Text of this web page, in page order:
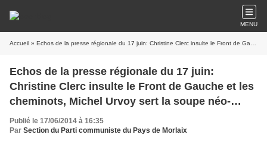
MENU
Accueil » Echos de la presse régionale du 17 juin: Christine Clerc insulte le Front de Gauche et les cheminots, Michel Urvoy sert la soupe néo-libérale...
Echos de la presse régionale du 17 juin:
Christine Clerc insulte le Front de Gauche et les
cheminots, Michel Urvoy sert la soupe néo-
libérale...
Publié le 17/06/2014 à 16:35
Par Section du Parti communiste du Pays de Morlaix